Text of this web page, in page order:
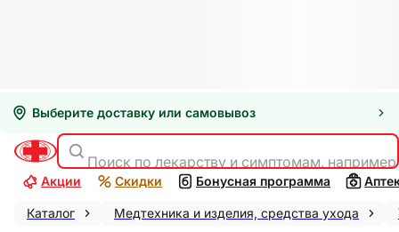
Выберите доставку или самовывоз
Поиск по лекарству и симптомам,
Акции Скидки Бонусная программа
Каталог Медтехника и изделия, средства ухода